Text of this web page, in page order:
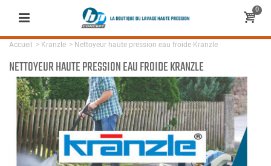
0
Accueil > Kranzle > Nettoyeur haute pression eau froide Kranzle
NETTOYEUR HAUTE PRESSION EAU FROIDE KRANZLE